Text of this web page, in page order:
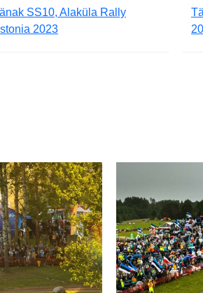
SS10, Alaküla Rally
2023